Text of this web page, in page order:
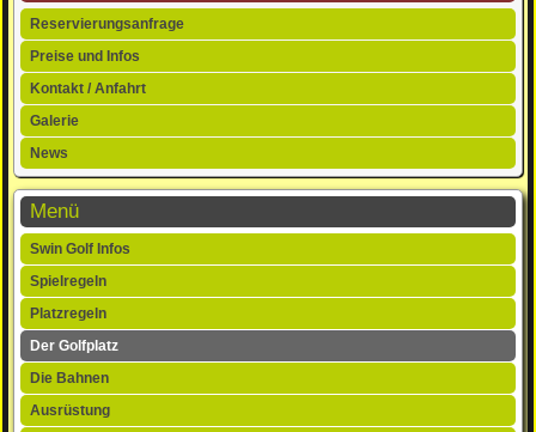
Navigation
überspringen
Reservierungsanfrage
Preise und Infos
Kontakt / Anfahrt
Galerie
News
Menü
Navigation
überspringen
Swin Golf Infos
Spielregeln
Platzregeln
Der Golfplatz
Die Bahnen
Ausrüstung